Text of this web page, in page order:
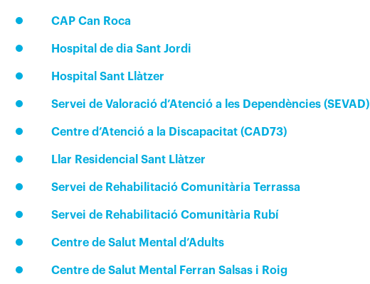
CAP Can Roca
Hospital de dia Sant Jordi
Hospital Sant Llàtzer
Servei de Valoració d’Atenció a les Dependències (SEVAD)
Centre d’Atenció a la Discapacitat (CAD73)
Llar Residencial Sant Llàtzer
Servei de Rehabilitació Comunitària Terrassa
Servei de Rehabilitació Comunitària Rubí
Centre de Salut Mental d’Adults
Centre de Salut Mental Ferran Salsas i Roig